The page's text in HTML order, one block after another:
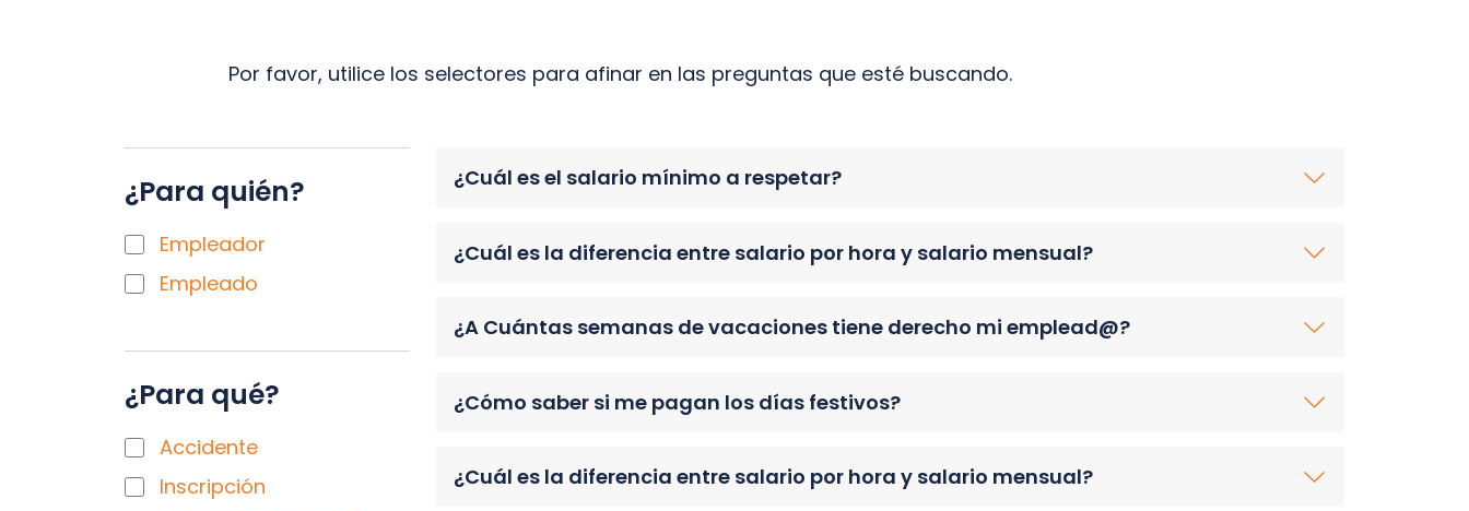
Por favor, utilice los selectores para afinar en las preguntas que esté buscando.
¿Para quién?
Empleador
Empleado
¿Para qué?
Accidente
Inscripción
¿Cuál es el salario mínimo a respetar?
¿Cuál es la diferencia entre salario por hora y salario mensual?
¿A Cuántas semanas de vacaciones tiene derecho mi emplead@?
¿Cómo saber si me pagan los días festivos?
¿Cuál es la diferencia entre salario por hora y salario mensual?